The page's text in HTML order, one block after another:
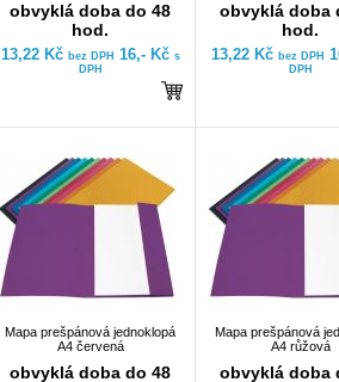
obvyklá doba do 48
hod.
13,22 Kč bez DPH 16,- Kč s
DPH
obvyklá doba
hod.
13,22 Kč bez DPH
DPH
Mapa prešpánová jednoklopá
A4 červená
obvyklá doba do 48
Mapa prešpánová
A4 růžová
obvyklá doba